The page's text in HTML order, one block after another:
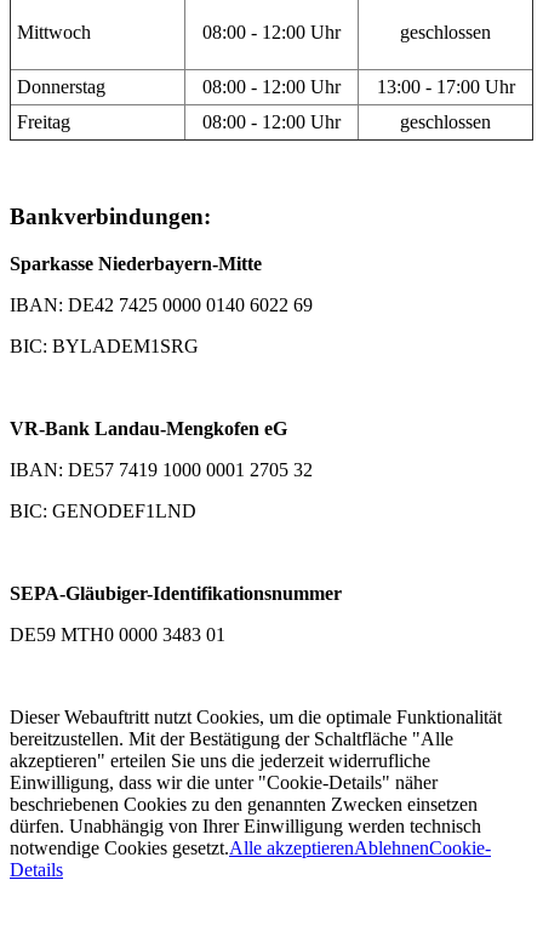
Mittwoch 08:00 - 12:00 Uhr geschlossen
Donnerstag 08:00 - 12:00 Uhr
13:00 - 17:00 Uhr
Freitag
08:00 - 12:00 Uhr geschlossen
Bankverbindungen:
Sparkasse Niederbayern-Mitte
IBAN: DE42 7425 0000 0140 6022 69
BIC: BYLADEM1SRG
VR-Bank Landau-Mengkofen eG
IBAN: DE57 7419 1000 0001 2705 32
BIC: GENODEF1LND
SEPA-Gläubiger-Identifikationsnummer
DE59 MTH0 0000 3483 01
Dieser Webauftritt nutzt Cookies, um die optimale Funktionalität
bereitzustellen. Mit der Bestätigung der Schaltfläche "Alle
akzeptieren" erteilen Sie uns die jederzeit widerrufliche
Einwilligung, dass wir die unter "Cookie-Details" näher
beschriebenen Cookies zu den genannten Zwecken einsetzen
dürfen. Unabhängig von Ihrer Einwilligung werden technisch
notwendige Cookies gesetzt.Alle akzeptierenAblehnenCookie-
Details